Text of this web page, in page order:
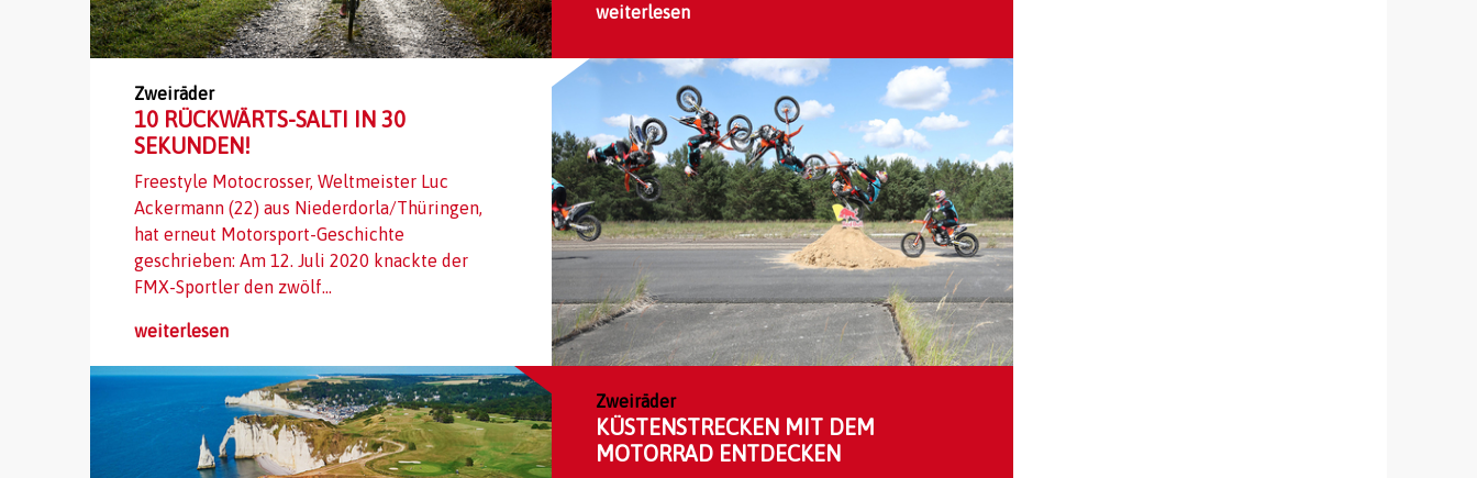
weiterlesen
Zweiräder
10 RÜCKWÄRTS-SALTI IN 30
SEKUNDEN!
Freestyle Motocrosser, Weltmeister Luc
Ackermann (22) aus Niederdorla/Thüringen,
hat erneut Motorsport-Geschichte
geschrieben: Am 12. Juli 2020 knackte der
FMX-Sportler den zwölf...
weiterlesen
Zweiräder
KÜSTENSTRECKEN MIT DEM
MOTORRAD ENTDECKEN